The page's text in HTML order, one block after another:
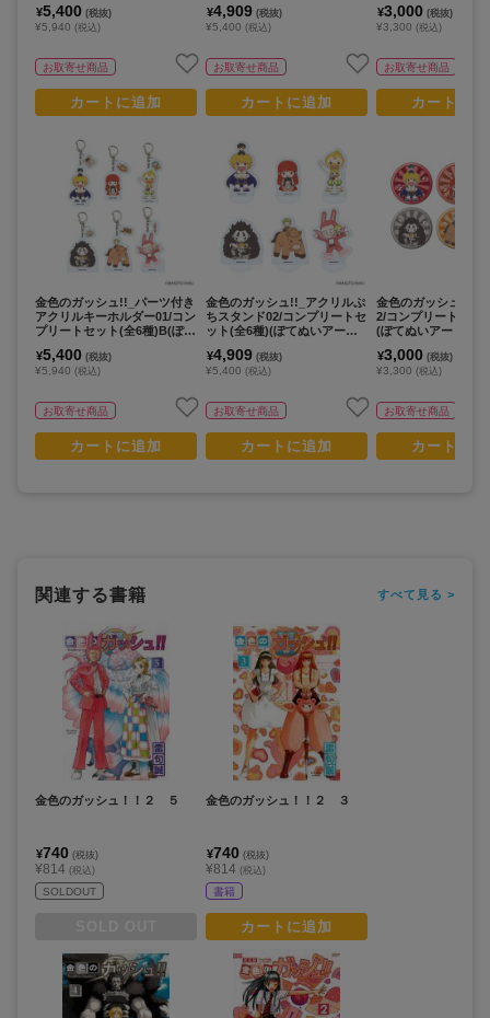
ット/6個入り】
¥5,400 (税抜)
¥5,940 (税込)
お取寄せ商品
カートに追加
金色のガッシュ!!_パーツ付き
アクリルキーホルダー01/コン
プリートセット(全6種)B(ぽて
ット/6個入り】
¥5,400 (税抜)
¥5,940 (税込)
お取寄せ商品
カートに追加
り】
¥4,909 (税抜)
¥5,400 (税込)
お取寄せ商品
カートに追加
金色のガッシュ!!_アクリルぷ
ちスタンド02/コンプリートセ
ット(全6種)(ぽてぬいアート)
り】
¥4,909 (税抜)
¥5,400 (税込)
お取寄せ商品
カートに追加
¥3,000 (税抜)
¥3,300 (税込)
お取寄せ商品
カートに
金色のガッシュ!!_缶
2/コンプリートセッ
(ぽてぬいアート)【
¥3,000 (税抜)
¥3,300 (税込)
お取寄せ商品
カートに
関連する書籍 すべて見る >
金色のガッシュ！！２ ５
¥740 (税抜)
¥814 (税込)
SOLDOUT
金色のガッシュ！！２ ３
¥740 (税抜)
¥814 (税込)
書籍
カートに追加